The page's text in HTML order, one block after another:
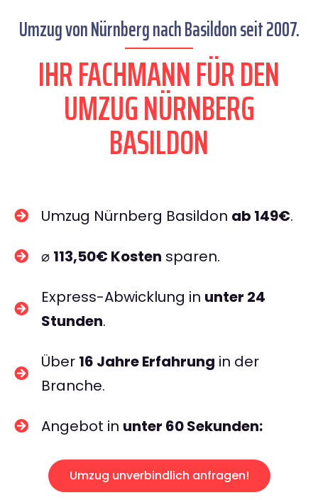
Umzug von Nürnberg nach Basildon seit 2007.
IHR FACHMANN FÜR DEN
UMZUG NÜRNBERG
BASILDON
Umzug Nürnberg Basildon ab 149€.
⌀ 113,50€ Kosten sparen.
Express-Abwicklung in unter 24
Stunden.
Über 16 Jahre Erfahrung in der
Branche.
Angebot in unter 60 Sekunden:
Umzug unverbindlich anfragen!